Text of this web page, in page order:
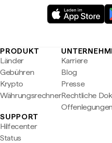
PRODUKT
Länder
Gebühren
Krypto
Währungsrechner
Karriere
Blog
Presse
Rechtliche
Offenlegungen
SUPPORT
Hilfecenter
Status